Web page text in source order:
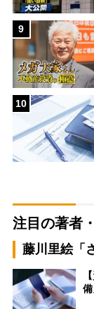
9
10
注目の著者
藤川里絵「